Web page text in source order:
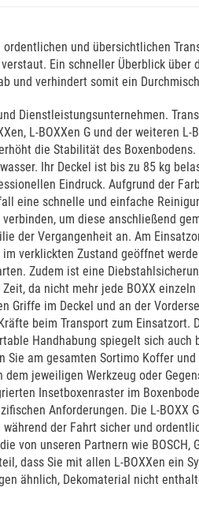
und übersichtlichen
Ein schneller Überblick über
und verhindert somit ein
Dienstleistungsunternehmen.
L-BOXXen G und der weiteren
die Stabilität des
Ihr Deckel ist bis zu 85 kg
Eindruck. Aufgrund der
eine schnelle und einfache
um diese anschließend
der Vergangenheit an. Am
verklickten Zustand geöffnet
Zudem ist eine
da nicht mehr jede BOXX
im Deckel und an der
beim Transport zum
Handhabung spiegelt sich auch
am gesamten Sortimo Koffer
jeweiligen Werkzeug oder
Insetboxenraster im
Anforderungen. Die L-
der Fahrt sicher und
von unseren Partnern wie
dass Sie mit allen L-BOXXen ein
ähnlich, Dekomaterial nicht